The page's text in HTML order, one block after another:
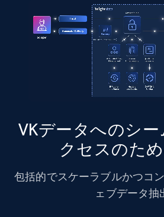
Instagram - Posts - Collects
specific URLs by using profile
URL, User posted, Description,
comments, Date posted, Likes,
Zpid, City, State, HomeStatus,
VKデータへのシ
クセスのた
包括的でスケーラブルかつコ
ェブデータ抽